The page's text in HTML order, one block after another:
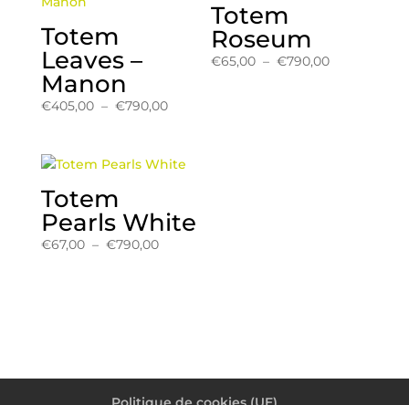
Totem
Leaves –
Manon
€405,00 – €790,00Plage
€405,00
€790,00
Totem
Roseum
€65,00 – €790,00Plage
Totem
Pearls White
€67,00 – €790,00Plage